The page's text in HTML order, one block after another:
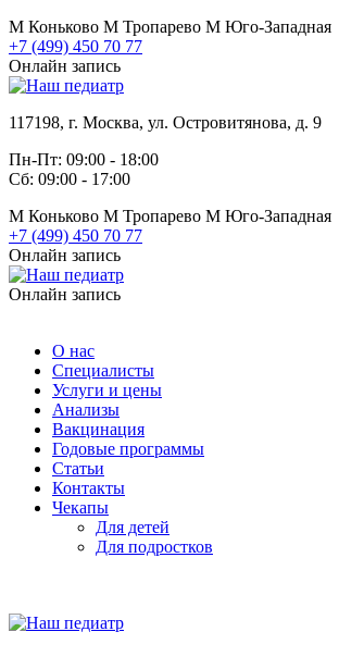
М Коньково М Тропарево М Юго-Западная
+7 (499) 450 70 77
Онлайн запись
117198, г. Москва, ул. Островитянова, д. 9
Пн-Пт: 09:00 - 18:00
Сб: 09:00 - 17:00
М Коньково М Тропарево М Юго-Западная
+7 (499) 450 70 77
Онлайн запись
Онлайн запись
О нас
Специалисты
Услуги и цены
Анализы
Вакцинация
Годовые программы
Статьи
Контакты
Чекапы
Для детей
Для подростков